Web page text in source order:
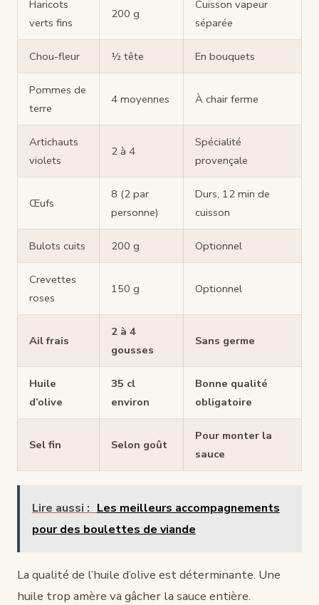
Haricots
verts fins
200 g
Cuisson vapeur
séparée
Chou-fleur ½ tête En bouquets
Pommes de
terre
4 moyennes À chair ferme
Artichauts
violets
2 à 4
Spécialité
provençale
Œufs
8 (2 par
personne)
Durs, 12 min de
cuisson
Bulots cuits 200 g Optionnel
Crevettes
roses
150 g Optionnel
Ail frais
2 à 4
gousses
Sans germe
Huile
d’olive
35 cl
environ
Bonne qualité
obligatoire
Sel fin Selon goût
Pour monter la
sauce
Lire aussi : Les meilleurs accompagnements
pour des boulettes de viande
La qualité de l’huile d’olive est déterminante. Une
huile trop amère va gâcher la sauce entière.